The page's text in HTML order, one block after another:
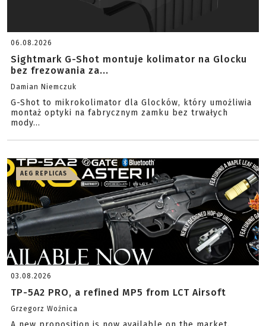
06.08.2026
Sightmark G-Shot montuje kolimator na Glocku
bez frezowania za...
Damian Niemczuk
G-Shot to mikrokolimator dla Glocków, który umożliwia
montaż optyki na fabrycznym zamku bez trwałych
mody...
AEG REPLICAS
03.08.2026
TP-5A2 PRO, a refined MP5 from LCT Airsoft
Grzegorz Woźnica